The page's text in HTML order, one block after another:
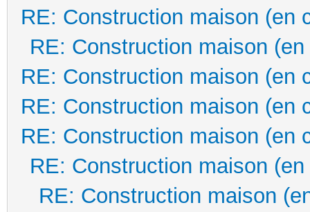
RE: Construction maison (en
RE: Construction maison
RE: Construction maison (en
RE: Construction maison (en
RE: Construction maison (en
RE: Construction maison
RE: Construction maison